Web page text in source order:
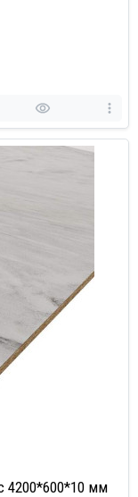
4200*600*10 мм